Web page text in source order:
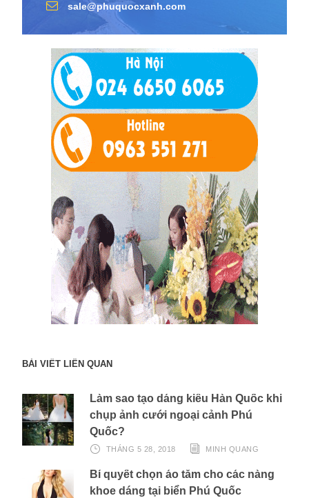
sale@phuquocxanh.com
BÀI VIẾT LIÊN QUAN
Làm sao tạo dáng kiểu Hàn Quốc khi
chụp ảnh cưới ngoại cảnh Phú
Quốc?
THÁNG 5 28, 2018 MINH QUANG
Bí quyết chọn áo tắm cho các nàng
khoe dáng tại biển Phú Quốc